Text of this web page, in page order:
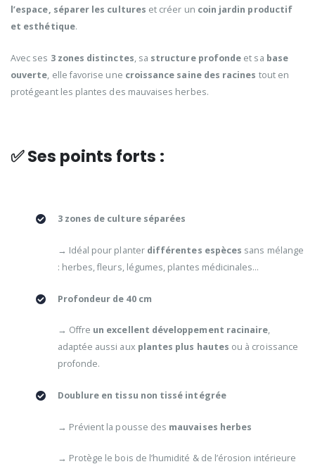
l’espace, séparer les cultures et créer un coin jardin productif
et esthétique.
Avec ses 3 zones distinctes, sa structure profonde et sa base
ouverte, elle favorise une croissance saine des racines tout en
protégeant les plantes des mauvaises herbes.
✅ Ses points forts :
3 zones de culture séparées
→ Idéal pour planter différentes espèces sans mélange
: herbes, fleurs, légumes, plantes médicinales…
Profondeur de 40 cm
→ Offre un excellent développement racinaire,
adaptée aussi aux plantes plus hautes ou à croissance
profonde.
Doublure en tissu non tissé intégrée
→ Prévient la pousse des mauvaises herbes
→ Protège le bois de l’humidité & de l’érosion intérieure